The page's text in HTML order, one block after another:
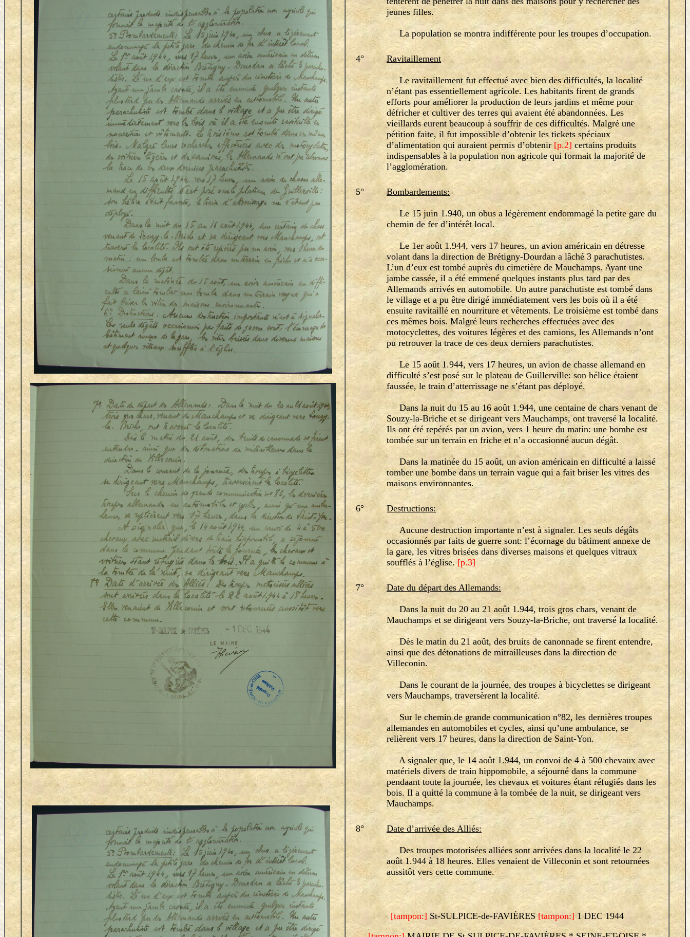
jeunes filles.
La population se montra indifférente pour les troupes d’occupation.
4° Ravitaillement
Le ravitaillement fut effectué avec bien des difficultés, la localité
n’étant pas essentiellement agricole. Les habitants firent de grands
efforts pour améliorer la production de leurs jardins et même pour
défricher et cultiver des terres qui avaient été abandonnées. Les
vieillards eurent beaucoup à souffrir de ces difficultés. Malgré une
pétition faite, il fut impossible d’obtenir les tickets spéciaux
d’alimentation qui auraient permis d’obtenir[p.2] certains produits
indispensables à la population non agricole qui formait la majorité de
l’agglomération.
5° Bombardements:
Le 15 juin 1.940, un obus a légèrement endommagé la petite gare du
chemin de fer d’intérêt local.
Le 1er août 1.944, vers 17 heures, un avion américain en détresse
volant dans la direction de Brétigny-Dourdan a lâché 3 parachutistes.
L’un d’eux est tombé auprès du cimetière de Mauchamps. Ayant une
jambe cassée, il a été emmené quelques instants plus tard par des
Allemands arrivés en automobile. Un autre parachutiste est tombé dans
le village et a pu être dirigé immédiatement vers les bois où il a été
ensuite ravitaillé en nourriture et vêtements. Le troisième est tombé dans
ces mêmes bois. Malgré leurs recherches effectuées avec des
motocyclettes, des voitures légères et des camions, les Allemands n’ont
pu retrouver la trace de ces deux derniers parachutistes.
Le 15 août 1.944, vers 17 heures, un avion de chasse allemand en
difficulté s’est posé sur le plateau de Guillerville: son hélice étaient
faussée, le train d’atterrissage ne s’étant pas déployé.
Dans la nuit du 15 au 16 août 1.944, une centaine de chars venant de
Souzy-la-Briche et se dirigeant vers Mauchamps, ont traversé la localité.
Ils ont été repérés par un avion, vers 1 heure du matin: une bombe est
tombée sur un terrain en friche et n’a occasionné aucun dégât.
Dans la matinée du 15 août, un avion américain en difficulté a laissé
tomber une bombe dans un terrain vague qui a fait briser les vitres des
maisons environnantes.
6° Destructions:
Aucune destruction importante n’est à signaler. Les seuls dégâts
occasionnés par faits de guerre sont: l’écornage du bâtiment annexe de
la gare, les vitres brisées dans diverses maisons et quelques vitraux
soufflés à l’église.[p.3]
7° Date du départ des Allemands:
Dans la nuit du 20 au 21 août 1.944, trois gros chars, venant de
Mauchamps et se dirigeant vers Souzy-la-Briche, ont traversé la localité.
Dès le matin du 21 août, des bruits de canonnade se firent entendre,
ainsi que des détonations de mitrailleuses dans la direction de
Villeconin.
Dans le courant de la journée, des troupes à bicyclettes se dirigeant
vers Mauchamps, traversèrent la localité.
Sur le chemin de grande communication n°82, les dernières troupes
allemandes en automobiles et cycles, ainsi qu’une ambulance, se
relièrent vers 17 heures, dans la direction de Saint-Yon.
A signaler que, le 14 août 1.944, un convoi de 4 à 500 chevaux avec
matériels divers de train hippomobile, a séjourné dans la commune
pendaant toute la journée, les chevaux et voitures étant réfugiés dans les
bois. Il a quitté la commune à la tombée de la nuit, se dirigeant vers
Mauchamps.
8° Date d’arrivée des Alliés:
Des troupes motorisées alliées sont arrivées dans la localité le 22
août 1.944 à 18 heures. Elles venaient de Villeconin et sont retournées
aussitôt vers cette commune.
[tampon:] St-SULPICE-de-FAVIÈRES[tampon:] 1 DEC 1944